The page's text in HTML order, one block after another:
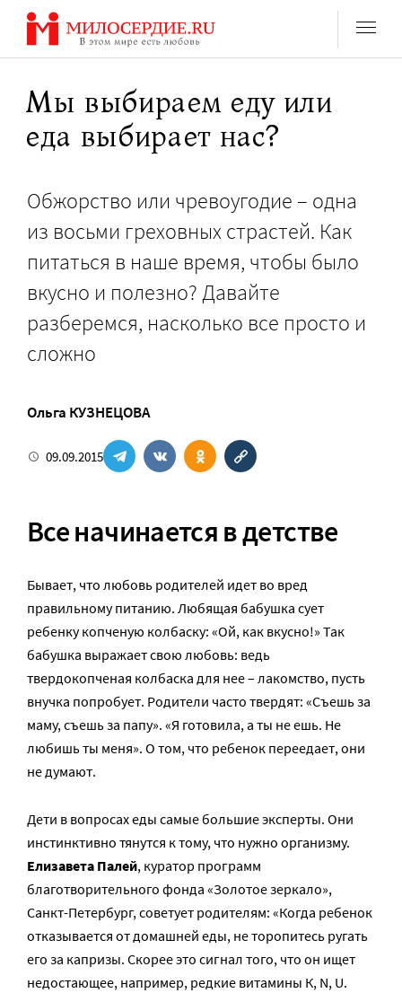
Перейти
содержанию
Мы выбираем еду или
еда выбирает нас?
Обжорство или чревоугодие – одна
из восьми греховных страстей. Как
питаться в наше время, чтобы было
вкусно и полезно? Давайте
разберемся, насколько все просто и
сложно
Ольга КУЗНЕЦОВА
09.09.2015
Все начинается в детстве
Бывает, что любовь родителей идет во вред
правильному питанию. Любящая бабушка сует
ребенку копченую колбаску: «Ой, как вкусно!» Так
бабушка выражает свою любовь: ведь
твердокопченая колбаска для нее – лакомство, пусть
внучка попробует. Родители часто твердят: «Съешь за
маму, съешь за папу». «Я готовила, а ты не ешь. Не
любишь ты меня». О том, что ребенок переедает, они
не думают.
Дети в вопросах еды самые большие эксперты. Они
инстинктивно тянутся к тому, что нужно организму.
Елизавета Палей, куратор программ
благотворительного фонда «Золотое зеркало»,
Санкт-Петербург, советует родителям: «Когда ребенок
отказывается от домашней еды, не торопитесь ругать
его за капризы. Скорее это сигнал того, что он ищет
недостающее, например, редкие витамины К, N, U.